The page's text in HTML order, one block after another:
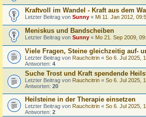
Kraftvoll im Wandel - Kraft aus dem
Letzter Beitrag von Sunny « Mi 11. Jan 2012,
Meniskus und Bandscheiben
Letzter Beitrag von Sunny « Mo 21. Sep 2009,
Viele Fragen, Steine gleichzeitig auf-
Letzter Beitrag von Rauchcitrin « So 6. Jul 2025,
Antworten: 4
Suche Trost und Kraft spendende
Letzter Beitrag von Rauchcitrin « So 6. Jul 2025,
Antworten: 20
Heilsteine in der Therapie einsetzen
Letzter Beitrag von Rauchcitrin « So 6. Jul 2025,
Antworten: 2